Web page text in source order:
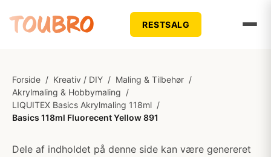
RESTSALG
Forside / Kreativ / DIY / Maling & Tilbehør /
Akrylmaling & Hobbymaling /
LIQUITEX Basics Akrylmaling 118ml /
Basics 118ml Fluorecent Yellow 891
Dele af indholdet på denne side kan være genereret